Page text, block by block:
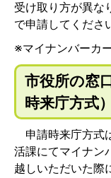
受け取り方が異な
で申請してくださ
※マイナンバーカ
市役所の窓
時来庁方式）
申請時来庁方式
活課にてマイナン
越しいただいた際